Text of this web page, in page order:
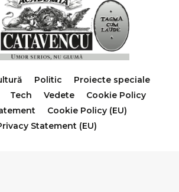
Politic
Proiecte speciale
Tech Vedete
Cookie Policy
Cookie Policy (EU)
Statement (EU)